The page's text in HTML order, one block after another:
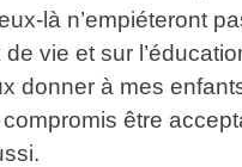
là n’empiéteront
vie et sur
donner à mes
être